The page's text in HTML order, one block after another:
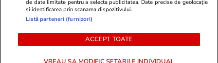
de date limitate pentru a selecta publicitatea. Date precise de geolocație
și identificarea prin scanarea dispozitivului.
Listă parteneri (furnizori)
ACCEPT TOATE